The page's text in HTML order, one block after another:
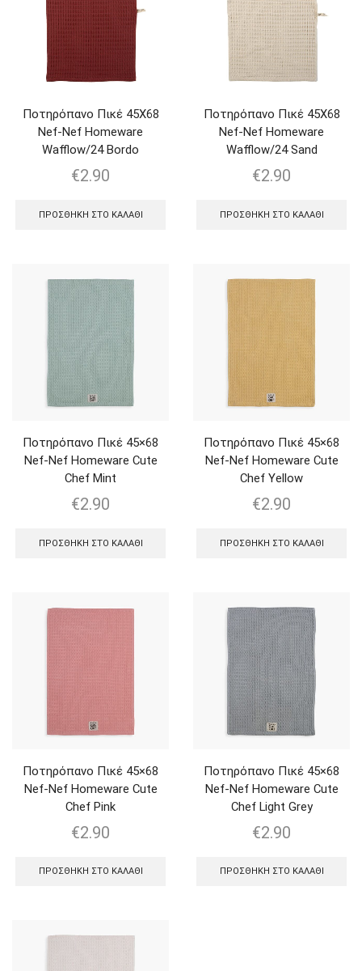
Ποτηρόπανο Πικέ 45Χ68
Nef-Nef Homeware
Wafflow/24 Bordo
€2.90
ΠΡΟΣΘΉΚΗ ΣΤΟ ΚΑΛΆΘΙ
Ποτηρόπανο Πικέ 45Χ68
Nef-Nef Homeware
Wafflow/24 Sand
€2.90
ΠΡΟΣΘΉΚΗ ΣΤΟ ΚΑΛΆΘΙ
Ποτηρόπανο Πικέ 45×68
Nef-Nef Homeware Cute
Chef Mint
€2.90
ΠΡΟΣΘΉΚΗ ΣΤΟ ΚΑΛΆΘΙ
Ποτηρόπανο Πικέ 45×68
Nef-Nef Homeware Cute
Chef Yellow
€2.90
ΠΡΟΣΘΉΚΗ ΣΤΟ ΚΑΛΆΘΙ
Ποτηρόπανο Πικέ 45×68
Nef-Nef Homeware Cute
Chef Pink
€2.90
ΠΡΟΣΘΉΚΗ ΣΤΟ ΚΑΛΆΘΙ
Ποτηρόπανο Πικέ 45×68
Nef-Nef Homeware Cute
Chef Light Grey
€2.90
ΠΡΟΣΘΉΚΗ ΣΤΟ ΚΑΛΆΘΙ